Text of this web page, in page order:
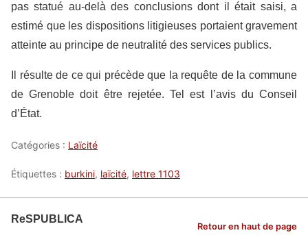
pas statué au-delà des conclusions dont il était saisi, a
estimé que les dispositions litigieuses portaient gravement
atteinte au principe de neutralité des services publics.
Il résulte de ce qui précède que la requête de la commune
de Grenoble doit être rejetée. Tel est l’avis du Conseil
d’État.
Catégories : Laïcité
Étiquettes : burkini, laïcité, lettre 1103
ReSPUBLICA
Retour en haut de page